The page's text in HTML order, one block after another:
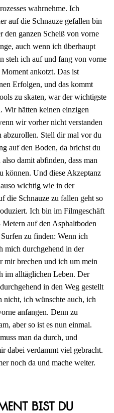
wahrnehme. Ich
auf die Schnauze gefallen bin
den ganzen Scheiß von vorne
auch wenn ich überhaupt
steh ich auf und fang von vorne
ankotzt. Das ist
Erfolgen, und das kommt
zu skaten, war der wichtigste
hätten keinen einzigen
wir vorher nicht verstanden
abzurollen. Stell dir mal vor du
auf den Boden, da brichst du
damit abfinden, dass man
können. Und diese Akzeptanz
wichtig wie in der
die Schnauze zu fallen geht so
Ich bin im Filmgeschäft
auf den Asphaltboden
zu finden: Wenn ich
mich durchgehend in der
mir brechen und ich um mein
im alltäglichen Leben. Der
in den Weg gestellt
nicht, ich wünschte auch, ich
anfangen. Denn zu
aber so ist es nun einmal.
man da durch, und
dabei verdammt viel gebracht.
noch da und mache weiter.
bist du